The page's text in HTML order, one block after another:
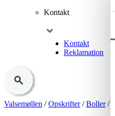
Kontakt
Kontakt
Reklamation
Valsemøllen /Opskrifter/Boller/